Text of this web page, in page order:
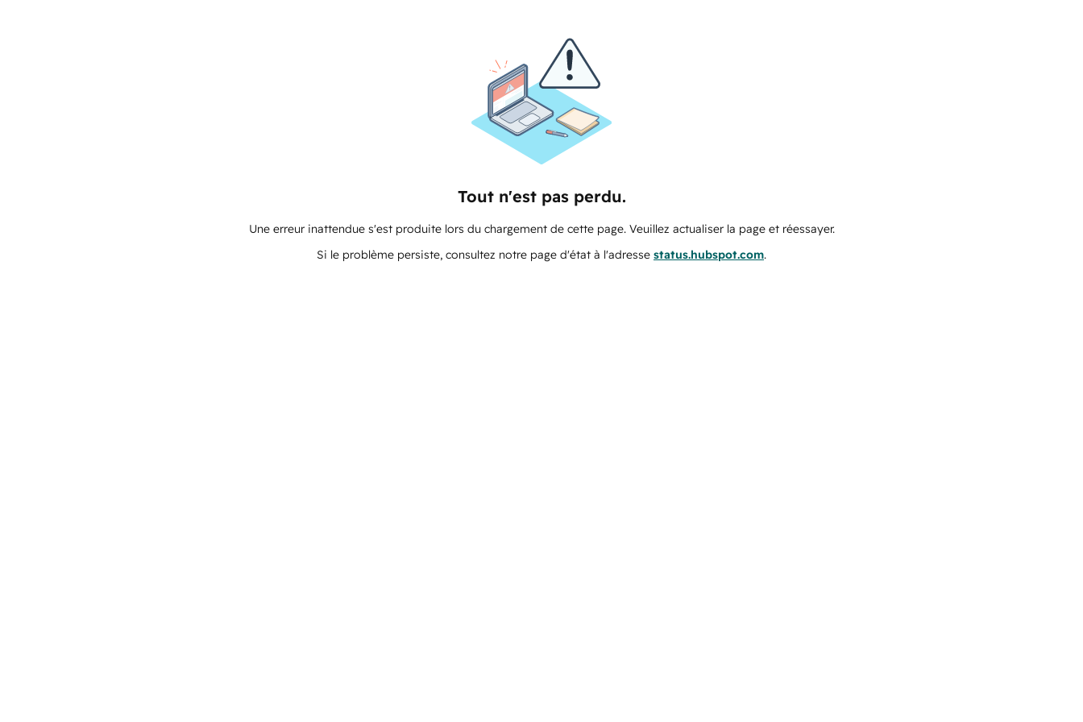
Tout n'est pas perdu.
Une erreur inattendue s'est produite lors du chargement de cette page. Veuillez actualiser la page et réessayer.
Si le problème persiste, consultez notre page d'état à l'adresse status.hubspot.com.